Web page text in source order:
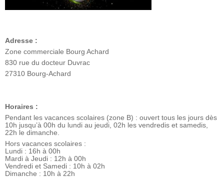
Adresse :
Zone commerciale Bourg Achard
830 rue du docteur Duvrac
27310 Bourg-Achard
Horaires :
Pendant les vacances scolaires (zone B) : ouvert tous les jours dès
10h jusqu’à 00h du lundi au jeudi, 02h les vendredis et samedis,
22h le dimanche.
Hors vacances scolaires :
Lundi : 16h à 00h
Mardi à Jeudi : 12h à 00h
Vendredi et Samedi : 10h à 02h
Dimanche : 10h à 22h